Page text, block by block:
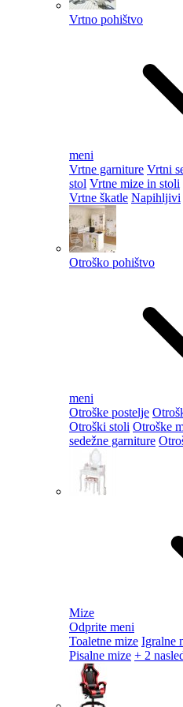
Vrtno pohištvo
meni
Vrtne garniture Vrtni
stol Vrtne mize in stoli
Vrtne škatle Napihljivi
Otroško pohištvo
meni
Otroške postelje
Otroški stoli Otroške
sedežne garniture
Mize
Odprite meni
Toaletne mize Igralne
Pisalne mize + 2